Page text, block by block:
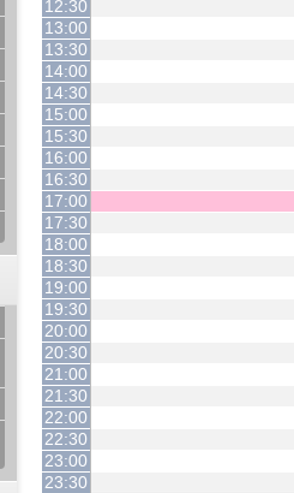
12:30
13:00
13:30
14:00
14:30
15:00
15:30
16:00
16:30
17:00
17:30
18:00
18:30
19:00
19:30
20:00
20:30
21:00
21:30
22:00
22:30
23:00
23:30